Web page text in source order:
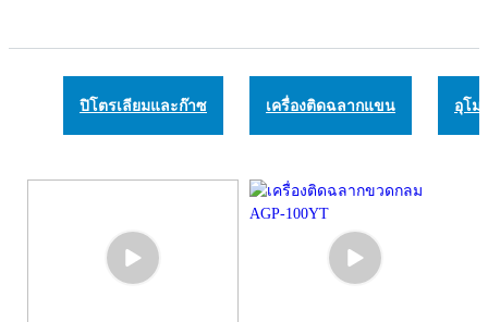
ปิโตรเลียมและก๊าซ เครื่องติดฉลากแขน อุโม